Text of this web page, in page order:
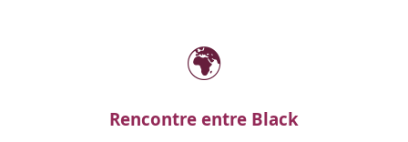
🌍
Rencontre entre Black